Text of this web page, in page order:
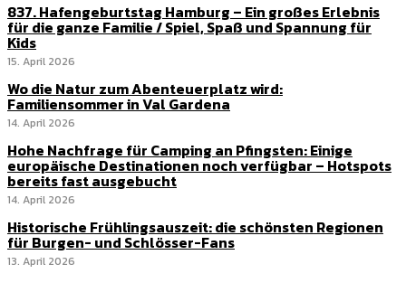
837. Hafengeburtstag Hamburg – Ein großes Erlebnis
für die ganze Familie / Spiel, Spaß und Spannung für
Kids
15. April 2026
Wo die Natur zum Abenteuerplatz wird:
Familiensommer in Val Gardena
14. April 2026
Hohe Nachfrage für Camping an Pfingsten: Einige
europäische Destinationen noch verfügbar – Hotspots
bereits fast ausgebucht
14. April 2026
Historische Frühlingsauszeit: die schönsten Regionen
für Burgen- und Schlösser-Fans
13. April 2026